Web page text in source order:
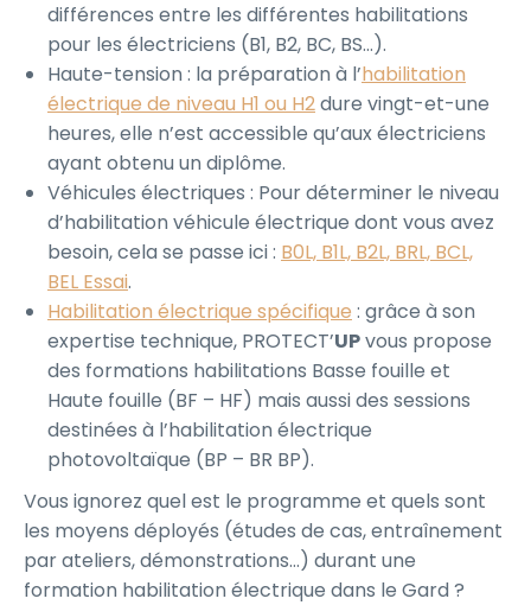
différences entre les différentes habilitations
pour les électriciens (B1, B2, BC, BS…).
Haute-tension : la préparation à l’habilitation
électrique de niveau H1 ou H2dure vingt-et-une
heures, elle n’est accessible qu’aux électriciens
ayant obtenu un diplôme.
Véhicules électriques : Pour déterminer le niveau
d’habilitation véhicule électrique dont vous avez
besoin, cela se passe ici : B0L, B1L, B2L, BRL, BCL,
BEL Essai.
Habilitation électrique spécifique : grâce à son
expertise technique, PROTECT’UPvous propose
des formations habilitations Basse fouille et
Haute fouille (BF – HF) mais aussi des sessions
destinées à l’habilitation électrique
photovoltaïque (BP – BR BP).
Vous ignorez quel est le programme et quels sont
les moyens déployés (études de cas, entraînement
par ateliers, démonstrations…) durant une
formation habilitation électrique dans le Gard ?